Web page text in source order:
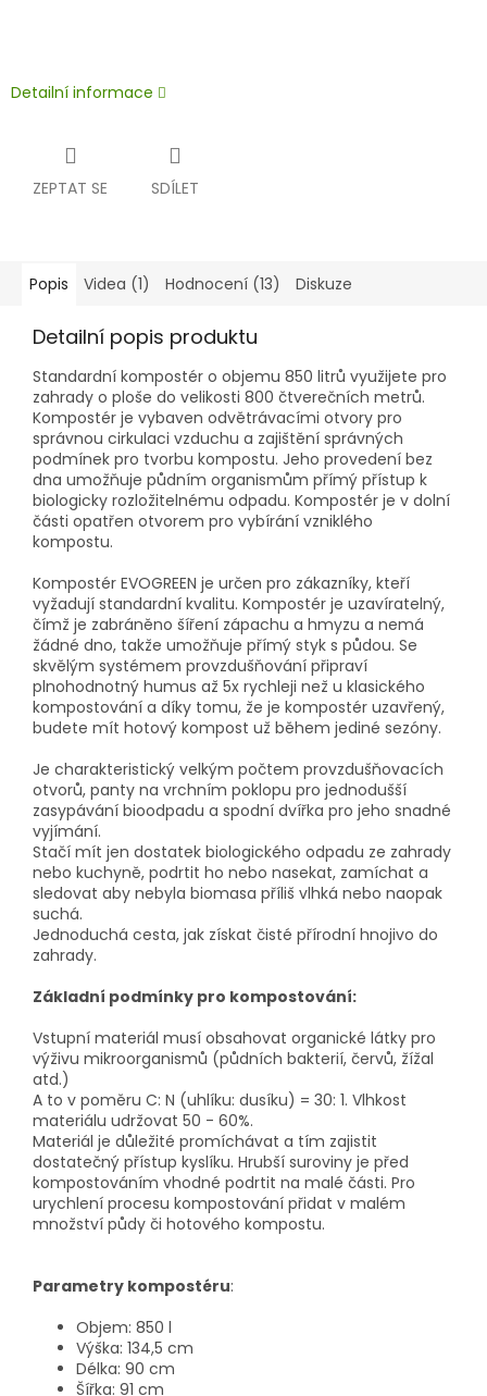
Detailní informace
ZEPTAT SE SDÍLET
Popis Videa (1) Hodnocení (13) Diskuze
Detailní popis produktu
Standardní kompostér o objemu 850 litrů využijete pro
zahrady o ploše do velikosti 800 čtverečních metrů.
Kompostér je vybaven odvětrávacími otvory pro
správnou cirkulaci vzduchu a zajištění správných
podmínek pro tvorbu kompostu. Jeho provedení bez
dna umožňuje půdním organismům přímý přístup k
biologicky rozložitelnému odpadu. Kompostér je v dolní
části opatřen otvorem pro vybírání vzniklého
kompostu.
Kompostér EVOGREEN je určen pro zákazníky, kteří
vyžadují standardní kvalitu. Kompostér je uzavíratelný,
čímž je zabráněno šíření zápachu a hmyzu a nemá
žádné dno, takže umožňuje přímý styk s půdou. Se
skvělým systémem provzdušňování připraví
plnohodnotný humus až 5x rychleji než u klasického
kompostování a díky tomu, že je kompostér uzavřený,
budete mít hotový kompost už během jediné sezóny.
Je charakteristický velkým počtem provzdušňovacích
otvorů, panty na vrchním poklopu pro jednodušší
zasypávání bioodpadu a spodní dvířka pro jeho snadné
vyjímání.
Stačí mít jen dostatek biologického odpadu ze zahrady
nebo kuchyně, podrtit ho nebo nasekat, zamíchat a
sledovat aby nebyla biomasa příliš vlhká nebo naopak
suchá.
Jednoduchá cesta, jak získat čisté přírodní hnojivo do
zahrady.
Základní podmínky pro kompostování:
Vstupní materiál musí obsahovat organické látky pro
výživu mikroorganismů (půdních bakterií, červů, žížal
atd.)
A to v poměru C: N (uhlíku: dusíku) = 30: 1. Vlhkost
materiálu udržovat 50 - 60%.
Materiál je důležité promíchávat a tím zajistit
dostatečný přístup kyslíku. Hrubší suroviny je před
kompostováním vhodné podrtit na malé části. Pro
urychlení procesu kompostování přidat v malém
množství půdy či hotového kompostu.
Parametry kompostéru:
Objem: 850 l
Výška: 134,5 cm
Délka: 90 cm
Šířka: 91 cm